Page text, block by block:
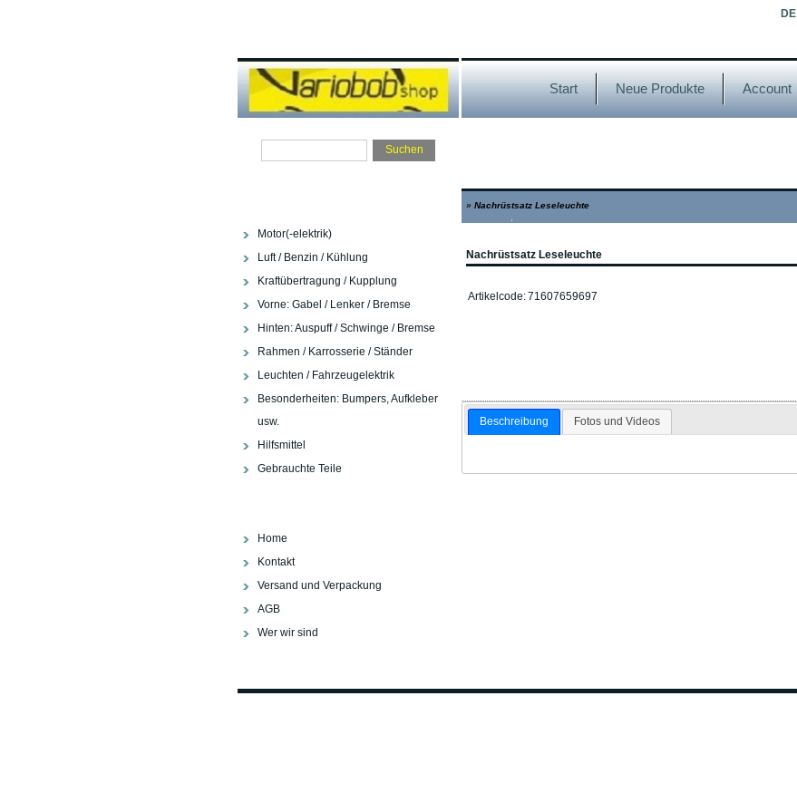
DE
Start Neue Produkte Account
Motor(-elektrik)
Luft / Benzin / Kühlung
Kraftübertragung / Kupplung
Vorne: Gabel / Lenker / Bremse
Hinten: Auspuff / Schwinge / Bremse
Rahmen / Karrosserie / Ständer
Leuchten / Fahrzeugelektrik
Besonderheiten: Bumpers, Aufkleber
usw.
Hilfsmittel
Gebrauchte Teile
Home
Kontakt
Versand und Verpackung
AGB
Wer wir sind
» Nachrüstsatz Leseleuchte
Nachrüstsatz Leseleuchte
Artikelcode:71607659697
Beschreibung Fotos und Videos